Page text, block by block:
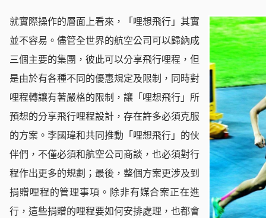
就實際操作的層面上看來，「哩想飛行」其實
並不容易。儘管全世界的航空公司可以歸納成
三個主要的集團，彼此可以分享飛行哩程，但
是由於有各種不同的優惠規定及限制，同時對
哩程轉讓有著嚴格的限制，讓「哩想飛行」所
預想的分享飛行哩程設計，存在許多必須克服
的方案。李國瑋和共同推動「哩想飛行」的伙
伴們，不僅必須和航空公司商談，也必須對行
程作出更多的規劃；最後，整個方案更涉及到
捐贈哩程的管理事項。除非有媒合案正在進
行，這些捐贈的哩程要如何安排處理，也都會